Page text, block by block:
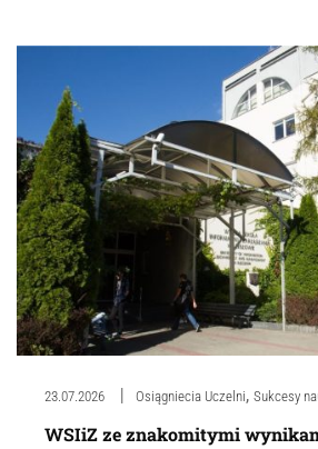
23.07.2026 Osiągniecia Uczelni, Sukcesy
WSIiZ ze znakomitymi